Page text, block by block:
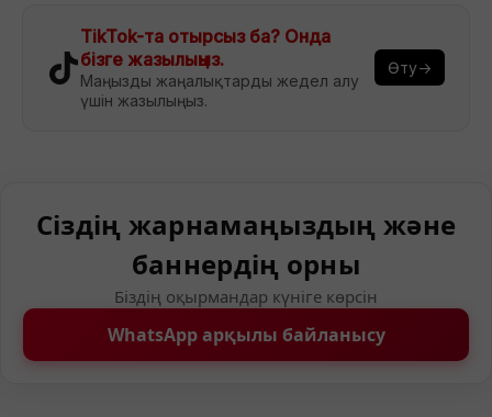
TikTok-та отырсыз ба? Онда
бізге жазылыңыз.
Маңызды жаңалықтарды жедел алу
үшін жазылыңыз.
Өту→
Сіздің жарнамаңыздың және
баннердің орны
Біздің оқырмандар күніге көрсін
WhatsApp арқылы байланысу